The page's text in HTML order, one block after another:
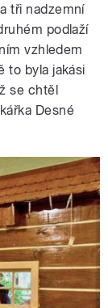
tři nadzemní
podlaží
vzhledem
to byla jakási
se chtěl
Desné